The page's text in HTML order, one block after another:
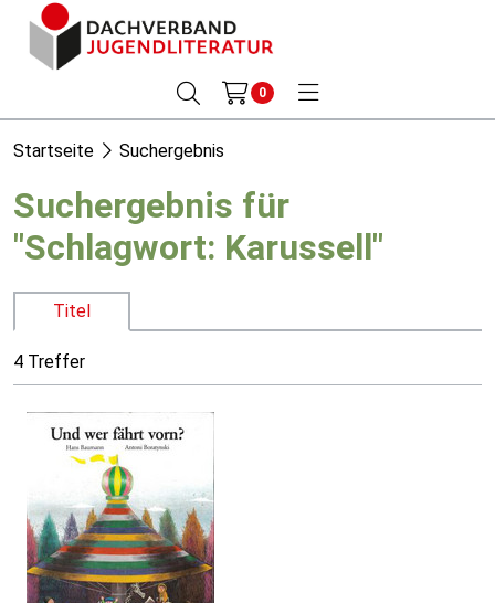
0
Startseite Suchergebnis
Suchergebnis für
"Schlagwort: Karussell"
Titel
4 Treffer